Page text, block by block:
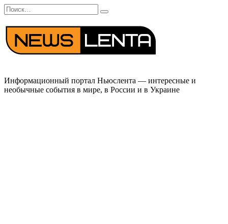
Перейти
к
содержанию
Search
for:
Информационный портал Ньюслента — интересные и
необычные события в мире, в России и в Украине